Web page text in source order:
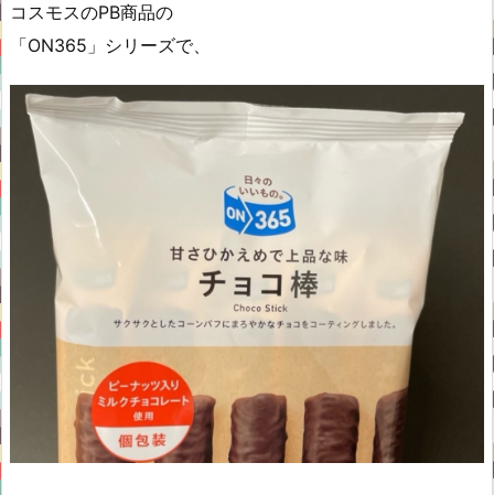
コスモスのPB商品の
「ON365」シリーズで、